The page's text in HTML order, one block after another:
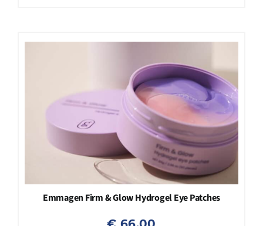
Emmagen Firm & Glow Hydrogel Eye Patches